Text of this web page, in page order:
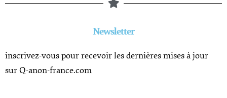
Newsletter
inscrivez-vous pour recevoir les dernières mises à jour
sur Q-anon-france.com